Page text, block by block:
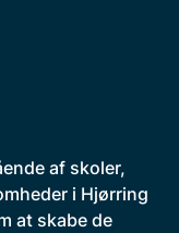
af skoler,
i Hjørring
at skabe de